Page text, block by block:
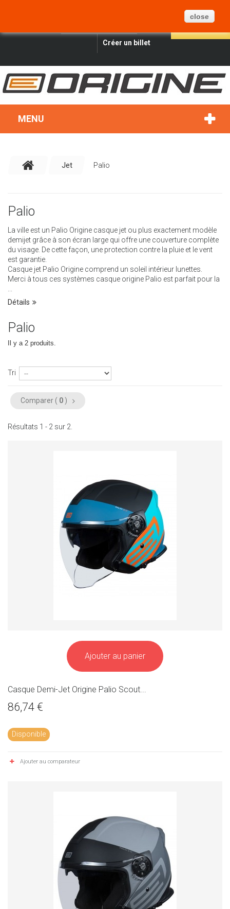
PANIER
0
Créer un billet
MENU
Jet Palio
Palio
La ville est un Palio Origine casque jet ou plus exactement modèle
demijet grâce à son écran large qui offre une couverture complète
du visage. De cette façon, une protection contre la pluie et le vent
est garantie.
Casque jet Palio Origine comprend un soleil intérieur lunettes.
Merci à tous ces systèmes casque origine Palio est parfait pour la
Détails
Palio
Il y a 2 produits.
Tri
Comparer ( 0 )
Résultats 1 - 2 sur 2.
Ajouter au panier
Casque Demi-Jet Origine Palio Scout...
86,74 €
Disponible
Ajouter au comparateur
close